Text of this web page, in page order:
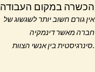
הכשרה במקום העבודה
אין גורם חשוב יותר לשגשוג של
חברה מאשר דינמקיה
סינרגיסטית בין אנשי הצוות.